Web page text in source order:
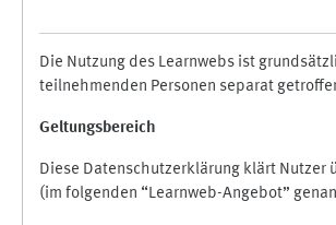
Die Nutzung des Learnwebs ist
teilnehmenden Personen separat
Geltungsbereich
Diese Datenschutzerklärung klärt Nutzer
(im folgenden “Learnweb-Angebot”